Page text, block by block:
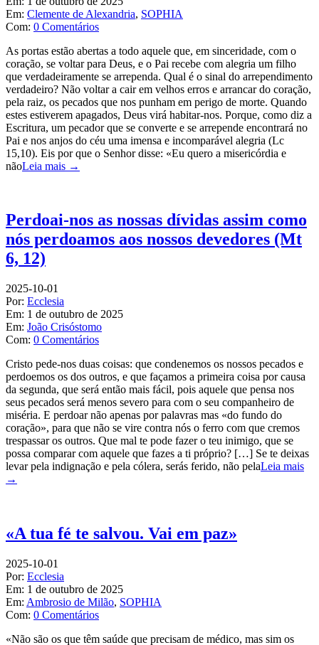
Em: Clemente de Alexandria, SOPHIA
Com: 0 Comentários
As portas estão abertas a todo aquele que, em sinceridade, com o
coração, se voltar para Deus, e o Pai recebe com alegria um filho
que verdadeiramente se arrependa. Qual é o sinal do arrependimento
verdadeiro? Não voltar a cair em velhos erros e arrancar do coração,
pela raiz, os pecados que nos punham em perigo de morte. Quando
estes estiverem apagados, Deus virá habitar-nos. Porque, como diz a
Escritura, um pecador que se converte e se arrepende encontrará no
Pai e nos anjos do céu uma imensa e incomparável alegria (Lc
15,10). Eis por que o Senhor disse: «Eu quero a misericórdia e
nãoLeia mais →
Perdoai-nos as nossas dívidas assim como
nós perdoamos aos nossos devedores (Mt
6, 12)
2025-10-01
Por: Ecclesia
Em: 1 de outubro de 2025
Em: João Crisóstomo
Com: 0 Comentários
Cristo pede-nos duas coisas: que condenemos os nossos pecados e
perdoemos os dos outros, e que façamos a primeira coisa por causa
da segunda, que será então mais fácil, pois aquele que pensa nos
seus pecados será menos severo para com o seu companheiro de
miséria. E perdoar não apenas por palavras mas «do fundo do
coração», para que não se vire contra nós o ferro com que cremos
trespassar os outros. Que mal te pode fazer o teu inimigo, que se
possa comparar com aquele que fazes a ti próprio? […] Se te deixas
levar pela indignação e pela cólera, serás ferido, não pelaLeia mais
→
«A tua fé te salvou. Vai em paz»
2025-10-01
Por: Ecclesia
Em: 1 de outubro de 2025
Em: Ambrosio de Milão, SOPHIA
Com: 0 Comentários
«Não são os que têm saúde que precisam de médico, mas sim os